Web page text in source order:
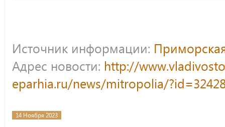
Источник информации:
Адрес новости: http://
eparhia.ru/news/mitropolia/
14 Ноября 2023